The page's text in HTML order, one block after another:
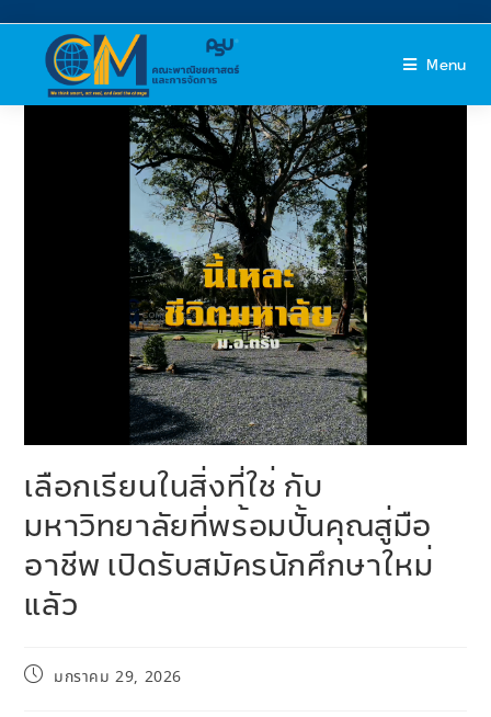
Menu
เลือกเรียนในสิ่งที่ใช่ กับ
มหาวิทยาลัยที่พร้อมปั้นคุณสู่มือ
อาชีพ เปิดรับสมัครนักศึกษาใหม่
แลัว
มกราคม 29, 2026